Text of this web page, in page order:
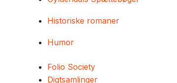
Historiske romaner
Humor
Folio Society
Digtsamlinger